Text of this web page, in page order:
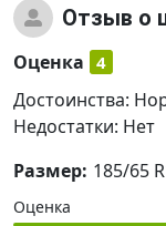
Отзыв о
Оценка 4
Достоинства:
Недостатки: Нет
Размер: 185/65
Оценка